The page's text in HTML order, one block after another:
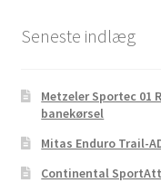
Seneste indlæg
Metzeler Sportec 01
banekørsel
Mitas Enduro Trail-
Continental